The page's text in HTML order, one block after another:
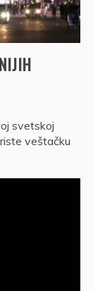
svetskoj
veštačku